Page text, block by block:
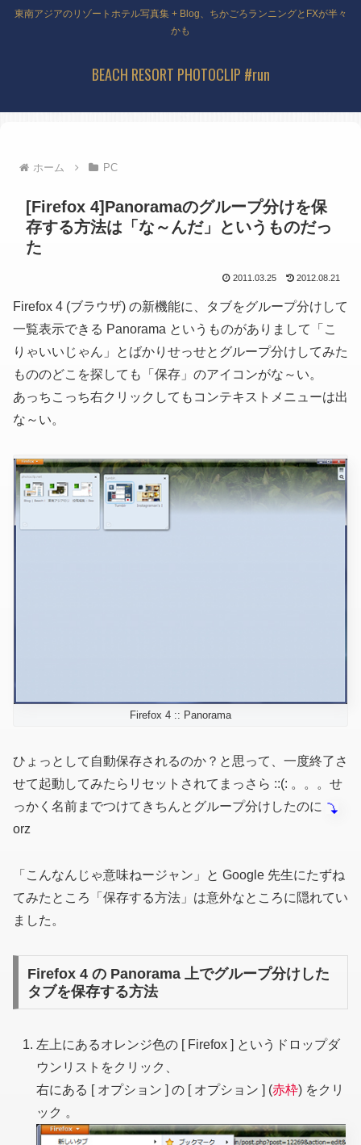
東南アジアのリゾートホテル写真集 + Blog、ちかごろランニングとFXが半々
かも
BEACH RESORT PHOTOCLIP #run
ホーム PC
[Firefox 4]Panoramaのグループ分けを保
存する方法は「な～んだ」というものだっ
た
2011.03.25 2012.08.21
Firefox 4 (ブラウザ) の新機能に、タブをグループ分けして
一覧表示できる Panorama というものがありまして「こ
りゃいいじゃん」とばかりせっせとグループ分けしてみた
もののどこを探しても「保存」のアイコンがな～い。
あっちこっち右クリックしてもコンテキストメニューは出
な～い。
Firefox 4 :: Panorama
ひょっとして自動保存されるのか？と思って、一度終了さ
せて起動してみたらリセットされてまっさら ::(: 。。。せ
っかく名前までつけてきちんとグループ分けしたのに
orz
「こんなんじゃ意味ねージャン」と Google 先生にたずね
てみたところ「保存する方法」は意外なところに隠れてい
ました。
Firefox 4 の Panorama 上でグループ分けした
タブを保存する方法
左上にあるオレンジ色の [ Firefox ] というドロップダ
ウンリストをクリック、
右にある [ オプション ] の [ オプション ] (赤枠) をクリ
ック 。